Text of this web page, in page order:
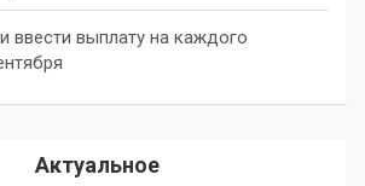
ввести выплату на каждого
Актуальное